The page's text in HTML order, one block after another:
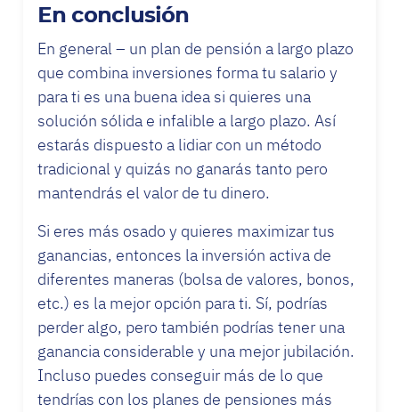
En conclusión
En general – un plan de pensión a largo plazo
que combina inversiones forma tu salario y
para ti es una buena idea si quieres una
solución sólida e infalible a largo plazo. Así
estarás dispuesto a lidiar con un método
tradicional y quizás no ganarás tanto pero
mantendrás el valor de tu dinero.
Si eres más osado y quieres maximizar tus
ganancias, entonces la inversión activa de
diferentes maneras (bolsa de valores, bonos,
etc.) es la mejor opción para ti. Sí, podrías
perder algo, pero también podrías tener una
ganancia considerable y una mejor jubilación.
Incluso puedes conseguir más de lo que
tendrías con los planes de pensiones más